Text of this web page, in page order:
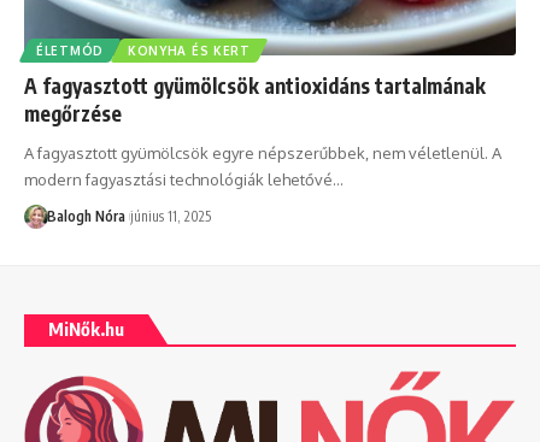
ÉLETMÓD KONYHA ÉS KERT
A fagyasztott gyümölcsök antioxidáns tartalmának
megőrzése
A fagyasztott gyümölcsök egyre népszerűbbek, nem véletlenül. A
modern fagyasztási technológiák lehetővé…
Balogh Nóra június 11, 2025
MiNők.hu